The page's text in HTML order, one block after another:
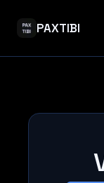
PAXTIBI